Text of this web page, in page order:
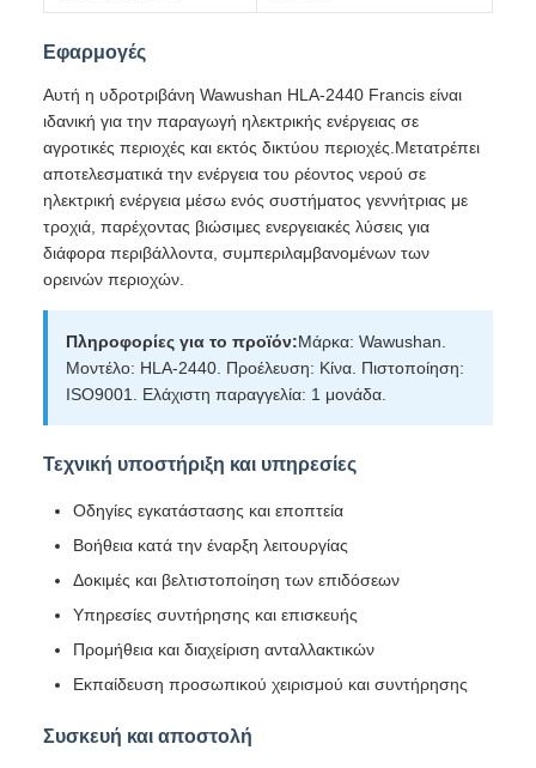
Εφαρμογές
Αυτή η υδροτριβάνη Wawushan HLA-2440 Francis είναι
ιδανική για την παραγωγή ηλεκτρικής ενέργειας σε
αγροτικές περιοχές και εκτός δικτύου περιοχές.Μετατρέπει
αποτελεσματικά την ενέργεια του ρέοντος νερού σε
ηλεκτρική ενέργεια μέσω ενός συστήματος γεννήτριας με
τροχιά, παρέχοντας βιώσιμες ενεργειακές λύσεις για
διάφορα περιβάλλοντα, συμπεριλαμβανομένων των
ορεινών περιοχών.
Πληροφορίες για το προϊόν:Μάρκα: Wawushan.
Μοντέλο: HLA-2440. Προέλευση: Κίνα. Πιστοποίηση:
ISO9001. Ελάχιστη παραγγελία: 1 μονάδα.
Τεχνική υποστήριξη και υπηρεσίες
Οδηγίες εγκατάστασης και εποπτεία
Βοήθεια κατά την έναρξη λειτουργίας
Δοκιμές και βελτιστοποίηση των επιδόσεων
Υπηρεσίες συντήρησης και επισκευής
Προμήθεια και διαχείριση ανταλλακτικών
Εκπαίδευση προσωπικού χειρισμού και συντήρησης
Συσκευή και αποστολή